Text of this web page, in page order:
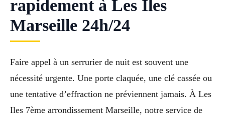
rapidement à Les Iles
Marseille 24h/24
Faire appel à un serrurier de nuit est souvent une
nécessité urgente. Une porte claquée, une clé cassée ou
une tentative d’effraction ne préviennent jamais. À Les
Iles 7ème arrondissement Marseille, notre service de